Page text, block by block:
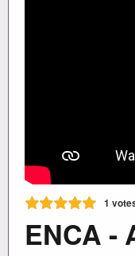
1
ENCA -